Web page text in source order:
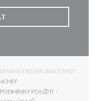
RESTAURACE BYLY
OKNĚ))
PODMÍNKY POUŽITÍ
((OTEVŘE SE V NOVÉM